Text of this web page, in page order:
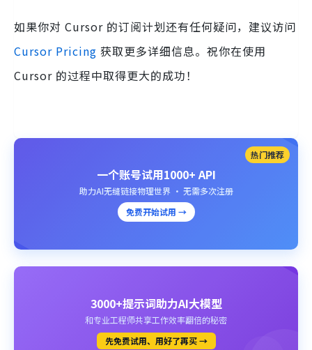
如果你对 Cursor 的订阅计划还有任何疑问，建议访问
Cursor Pricing 获取更多详细信息。祝你在使用
Cursor 的过程中取得更大的成功！
热门推荐
一个账号试用1000+ API
助力AI无缝链接物理世界 · 无需多次注册
免费开始试用 →
3000+提示词助力AI大模型
和专业工程师共享工作效率翻倍的秘密
先免费试用、用好了再买 →